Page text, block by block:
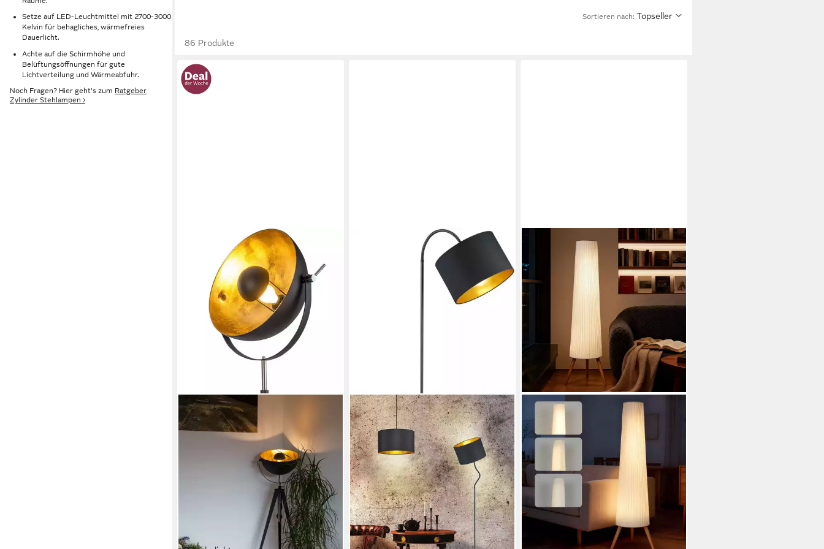
Setze auf LED-Leuchtmittel mit 2700-3000
Kelvin für behagliches, wärmefreies
Dauerlicht.
Achte auf die Schirmhöhe und
Belüftungsöffnungen für gute
Lichtverteilung und Wärmeabfuhr.
Noch Fragen? Hier geht's zum Ratgeber
Zylinder Stehlampen ›
Sortieren nach: Topseller
86 Produkte